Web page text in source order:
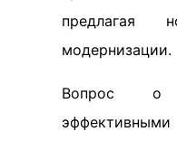
предлагая
модернизации.
Вопрос о